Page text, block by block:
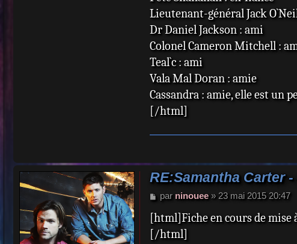
Lieutenant-général Jack
Dr Daniel Jackson : ami
Colonel Cameron Mitchell :
Teal`c : ami
Vala Mal Doran : amie
Cassandra : amie, elle est un
[/html]
RE:Samantha Carter -
M
s
s
a
par ninouee» 23 mai 2015 20:47
[html]Fiche en cours de mise
[/html]